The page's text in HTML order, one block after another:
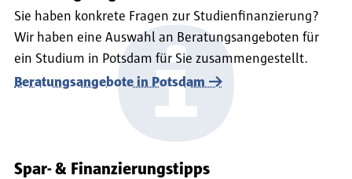
Sie haben konkrete Fragen zur Studienfinanzierung?
Wir haben eine Auswahl an Beratungsangeboten für
ein Studium in Potsdam für Sie zusammengestellt.
Beratungsangebote in Potsdam
Spar- & Finanzierungstipps